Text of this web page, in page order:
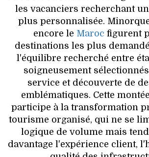
les vacanciers recherchant
plus personnalisée.
encore le Maroc figurent
destinations les plus
l'équilibre recherché entre
soigneusement
service et découverte de
emblématiques. Cette
participe à la transformation
tourisme organisé, qui ne se
logique de volume mais
davantage l'expérience client,